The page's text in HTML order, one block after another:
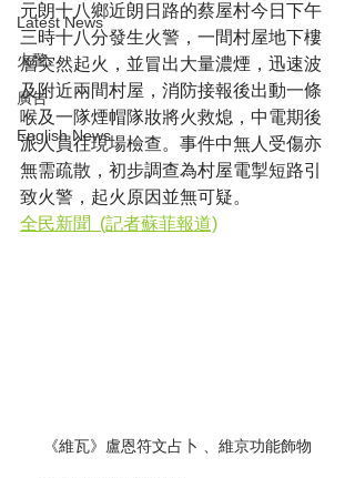
Latest News
火警
廣告
English News
元朗十八鄉近朗日路的蔡屋村今日下午
三時十八分發生火警，一間村屋地下樓
層突然起火，並冒出大量濃煙，迅速波
及附近兩間村屋，消防接報後出動一條
喉及一隊煙帽隊妝將火救熄，中電期後
派人員往現場檢查。事件中無人受傷亦
無需疏散，初步調查為村屋電掣短路引
致火警，起火原因並無可疑。
全民新聞  (記者蘇菲報道)
《維瓦》盧恩符文占卜 、維京功能飾物